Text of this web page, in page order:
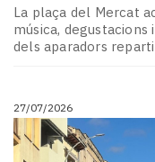
La plaça del Mercat
música,
dels aparadors
27/07/2026